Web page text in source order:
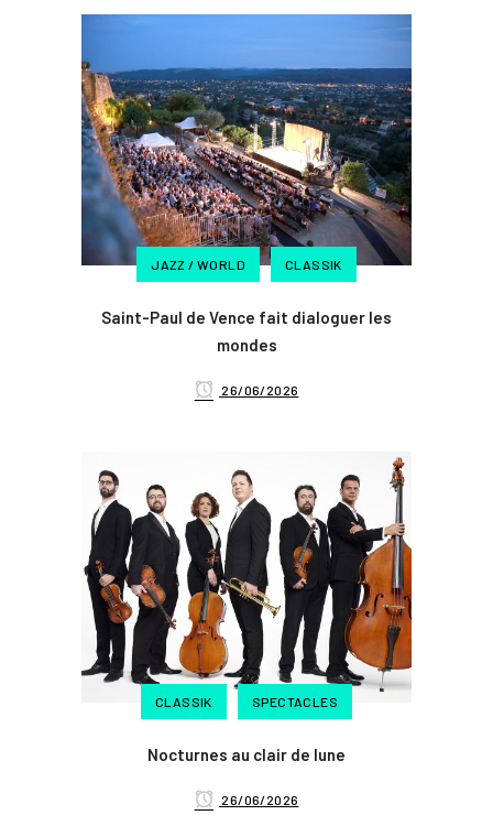
JAZZ / WORLD CLASSIK
Saint-Paul de Vence fait dialoguer les
mondes
26/06/2026
CLASSIK SPECTACLES
Nocturnes au clair de lune
26/06/2026